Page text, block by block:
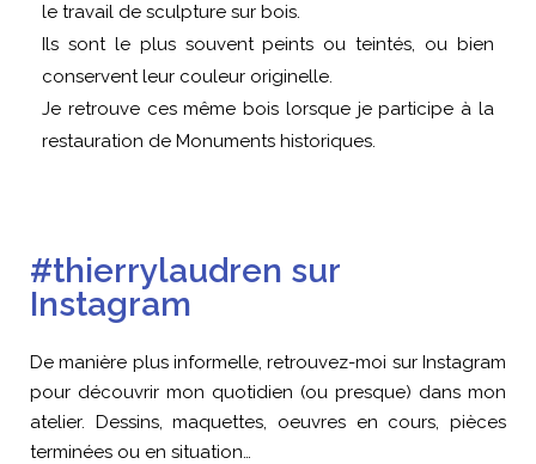
le travail de sculpture sur bois.
Ils sont le plus souvent peints ou teintés, ou bien
conservent leur couleur originelle.
Je retrouve ces même bois lorsque je participe à la
restauration de Monuments historiques.
#thierrylaudren sur
Instagram
De manière plus informelle, retrouvez-moi sur Instagram
pour découvrir mon quotidien (ou presque) dans mon
atelier. Dessins, maquettes, oeuvres en cours, pièces
terminées ou en situation…